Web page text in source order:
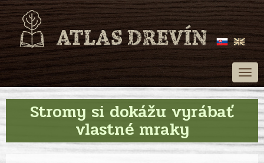
Stromy si dokážu vyrábať
vlastné mraky